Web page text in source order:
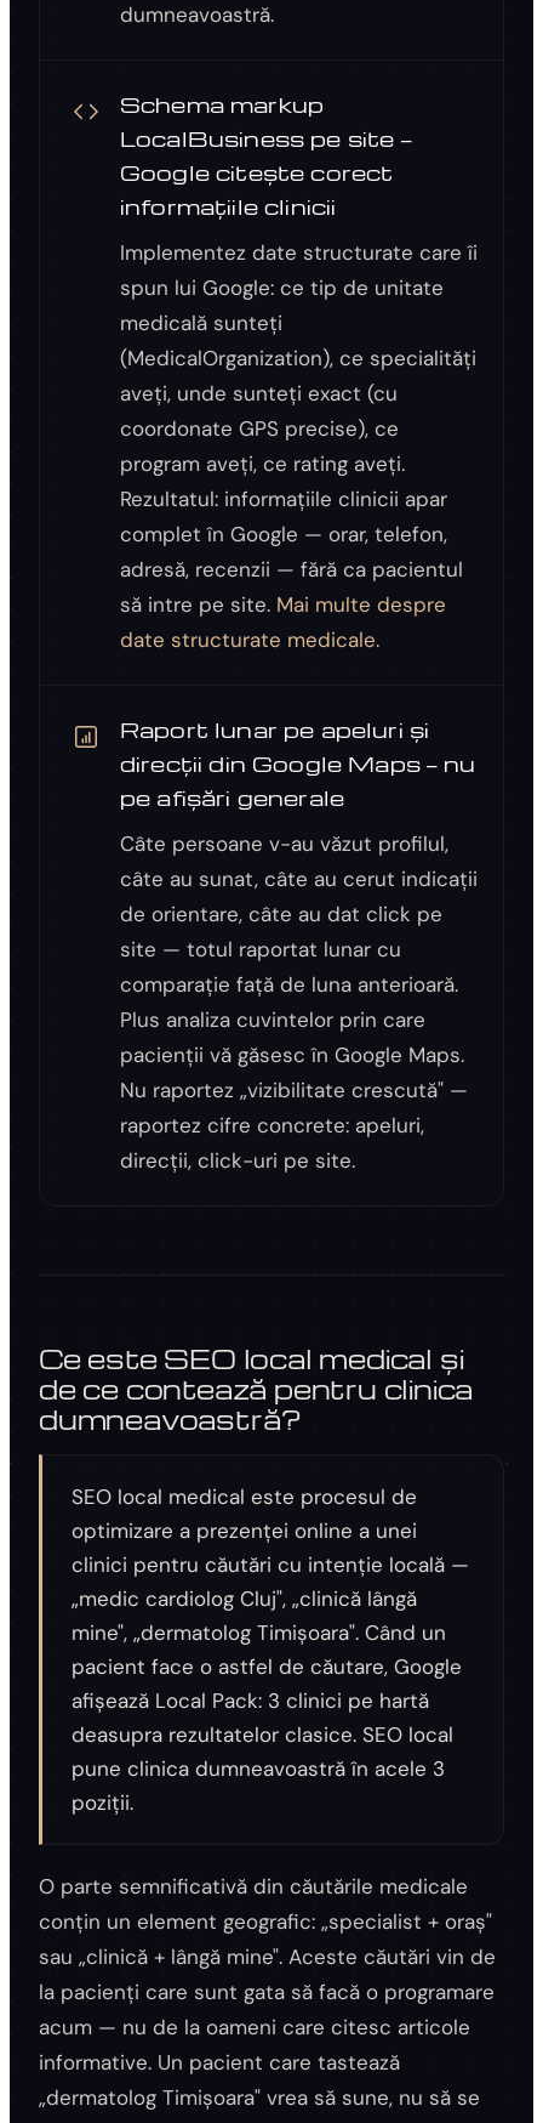
dumneavoastră.
Schema markup
LocalBusiness pe site —
Google citește corect
informațiile clinicii
Implementez date structurate care îi
spun lui Google: ce tip de unitate
medicală sunteți
(MedicalOrganization), ce specialități
aveți, unde sunteți exact (cu
coordonate GPS precise), ce
program aveți, ce rating aveți.
Rezultatul: informațiile clinicii apar
complet în Google — orar, telefon,
adresă, recenzii — fără ca pacientul
să intre pe site. Mai multe despre
date structurate medicale.
Raport lunar pe apeluri și
direcții din Google Maps — nu
pe afișări generale
Câte persoane v-au văzut profilul,
câte au sunat, câte au cerut indicații
de orientare, câte au dat click pe
site — totul raportat lunar cu
comparație față de luna anterioară.
Plus analiza cuvintelor prin care
pacienții vă găsesc în Google Maps.
Nu raportez „vizibilitate crescută" —
raportez cifre concrete: apeluri,
direcții, click-uri pe site.
Ce este SEO local medical și
de ce contează pentru clinica
dumneavoastră?
SEO local medical este procesul de
optimizare a prezenței online a unei
clinici pentru căutări cu intenție locală —
„medic cardiolog Cluj", „clinică lângă
mine", „dermatolog Timișoara". Când un
pacient face o astfel de căutare, Google
afișează Local Pack: 3 clinici pe hartă
deasupra rezultatelor clasice. SEO local
pune clinica dumneavoastră în acele 3
poziții.
O parte semnificativă din căutările medicale
conțin un element geografic: „specialist + oraș"
sau „clinică + lângă mine". Aceste căutări vin de
la pacienți care sunt gata să facă o programare
acum — nu de la oameni care citesc articole
informative. Un pacient care tastează
„dermatolog Timișoara" vrea să sune, nu să se